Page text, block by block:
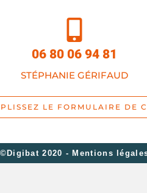
06 80 06 94 81
STÉPHANIE GÉRIFAUD
LE FORMULAIRE DE
©Digibat 2020 - Mentions